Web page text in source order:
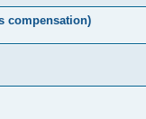
compensation)